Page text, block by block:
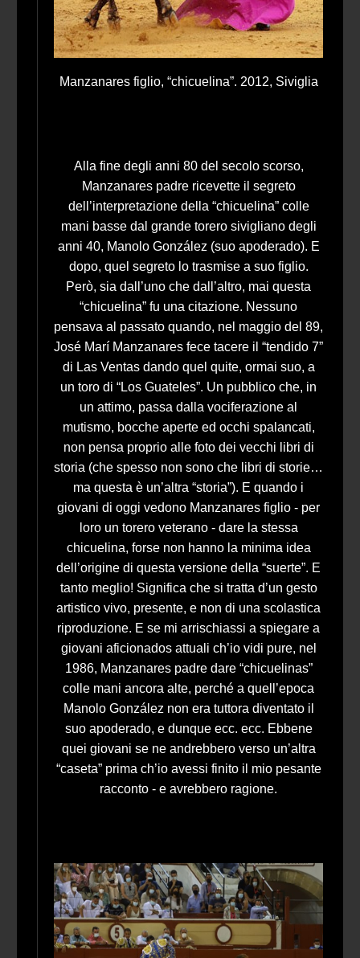
Manzanares figlio, “chicuelina”. 2012, Siviglia
Alla fine degli anni 80 del secolo scorso,
Manzanares padre ricevette il segreto
dell’interpretazione della “chicuelina” colle
mani basse dal grande torero sivigliano degli
anni 40, Manolo González (suo apoderado). E
dopo, quel segreto lo trasmise a suo figlio.
Però, sia dall’uno che dall’altro, mai questa
“chicuelina” fu una citazione. Nessuno
pensava al passato quando, nel maggio del 89,
José Marí Manzanares fece tacere il “tendido 7”
di Las Ventas dando quel quite, ormai suo, a
un toro di “Los Guateles”. Un pubblico che, in
un attimo, passa dalla vociferazione al
mutismo, bocche aperte ed occhi spalancati,
non pensa proprio alle foto dei vecchi libri di
storia (che spesso non sono che libri di storie…
ma questa è un’altra “storia”). E quando i
giovani di oggi vedono Manzanares figlio - per
loro un torero veterano - dare la stessa
chicuelina, forse non hanno la minima idea
dell’origine di questa versione della “suerte”. E
tanto meglio! Significa che si tratta d’un gesto
artistico vivo, presente, e non di una scolastica
riproduzione. E se mi arrischiassi a spiegare a
giovani aficionados attuali ch’io vidi pure, nel
1986, Manzanares padre dare “chicuelinas”
colle mani ancora alte, perché a quell’epoca
Manolo González non era tuttora diventato il
suo apoderado, e dunque ecc. ecc. Ebbene
quei giovani se ne andrebbero verso un’altra
“caseta” prima ch’io avessi finito il mio pesante
racconto - e avrebbero ragione.